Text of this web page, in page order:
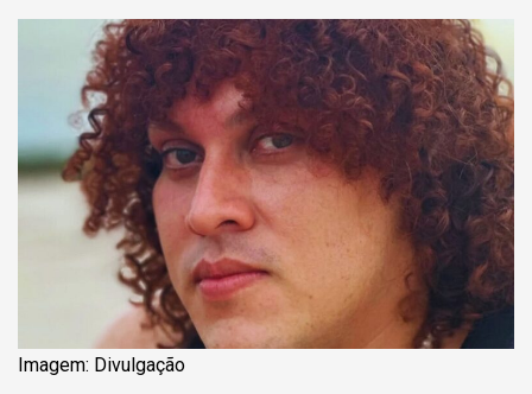
Imagem: Divulgação